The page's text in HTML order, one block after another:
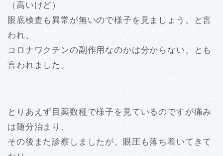
（高いけど）
眼底検査も異常が無いので様子を見ましょう、と言
われ、
コロナワクチンの副作用なのかは分からない、とも
言われました。
とりあえず目薬数種で様子を見ているのですが痛み
は随分治まり、
その後また診察しましたが、眼圧も落ち着いてきて